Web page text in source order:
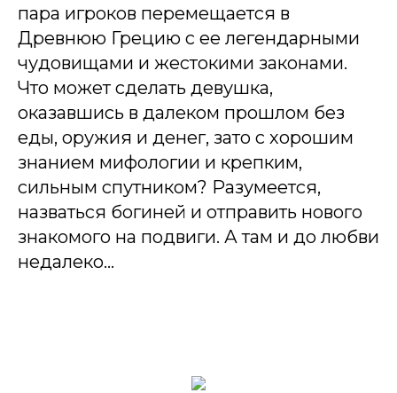
пара игроков перемещается в
Древнюю Грецию с ее легендарными
чудовищами и жестокими законами.
Что может сделать девушка,
оказавшись в далеком прошлом без
еды, оружия и денег, зато с хорошим
знанием мифологии и крепким,
сильным спутником? Разумеется,
назваться богиней и отправить нового
знакомого на подвиги. А там и до любви
недалеко…